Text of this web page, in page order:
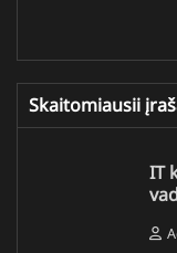
Skaitomiausii
IT